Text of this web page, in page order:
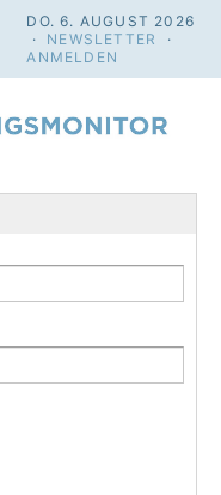
DO. 6. AUGUST 2026
· NEWSLETTER
·
ANMELDEN